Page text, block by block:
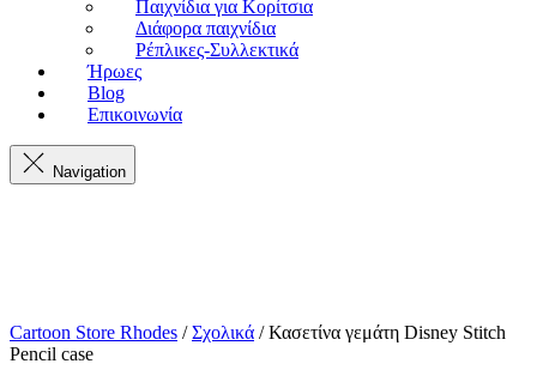
Παιχνίδια για Κορίτσια
Διάφορα παιχνίδια
Ρέπλικες-Συλλεκτικά
Ήρωες
Blog
Επικοινωνία
Navigation
Cartoon Store Rhodes /Σχολικά / Κασετίνα γεμάτη Disney Stitch
Pencil case